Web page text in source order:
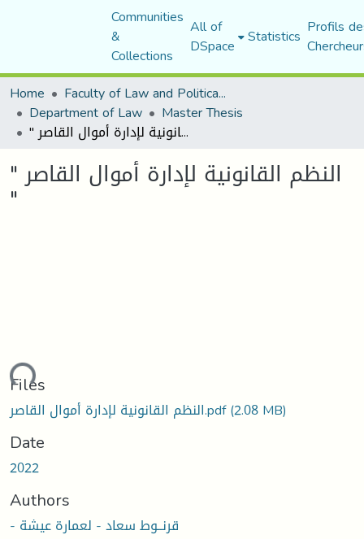
Communities
&
Collections
All of
DSpace Statistics Profils
Home
Faculty of Law and Political Science
Department of Law Master Thesis
" النظم القانونية لإدارة أموال القاصر "
" النظم القانونية لإدارة أموال القاصر
"
Files
النظم القانونية لإدارة أموال القاصر.pdf(2.08 MB)
Date
2022
Authors
- قرنــوط سعاد - لعمارة عيشة